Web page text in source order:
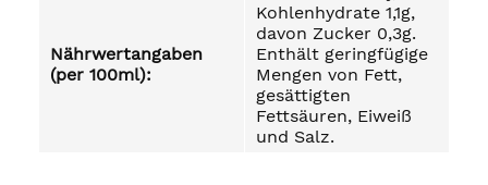
Nährwertangaben
(per 100ml):
Kohlenhydrate 1,1g,
davon Zucker 0,3g.
Enthält geringfügige
Mengen von Fett,
gesättigten
Fettsäuren, Eiweiß
und Salz.